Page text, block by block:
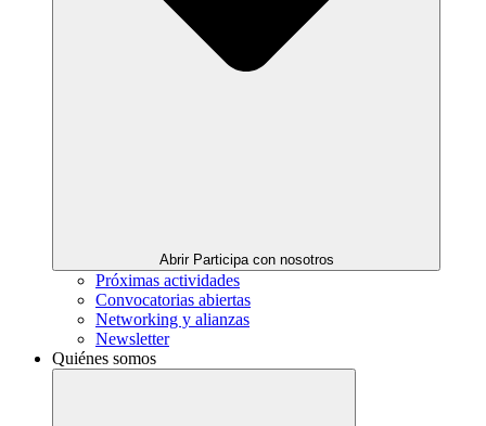
Abrir Participa con nosotros
Próximas actividades
Convocatorias abiertas
Networking y alianzas
Newsletter
Quiénes somos